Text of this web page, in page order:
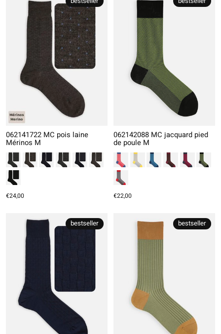
062141722 MC pois laine
Mérinos M
€24,00
062142088 MC jacquard pied
de poule M
€22,00
bestseller bestseller